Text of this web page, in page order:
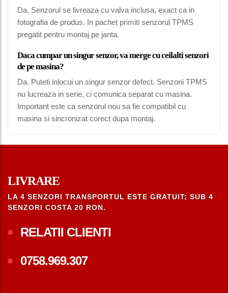
Da. Senzorul se livreaza cu valva inclusa, exact ca in
fotografia de produs. In pachet primiti senzorul TPMS
pregatit pentru montaj pe janta.
Daca cumpar un singur senzor, va merge cu ceilalti senzori
de pe masina?
Da. Puteti inlocui un singur senzor defect. Senzorii TPMS
nu lucreaza in serie, ci comunica separat cu masina.
Important este ca senzorul nou sa fie compatibil cu
masina si sincronizat corect dupa montaj.
LIVRARE
LA 4 SENZORI TRANSPORTUL ESTE GRATUIT; SUB 4
SENZORI COSTA 20 RON.
RELATII CLIENTI
0758.969.307